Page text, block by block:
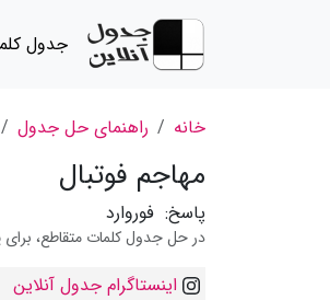
جدول
خانه راهنمای حل جدول
مهاجم فوتبال
پاسخ: فوروارد
در حل جدول کلمات متقاطع، برای
اینستاگرام جدول آنلاین